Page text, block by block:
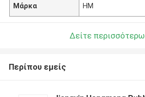
Μάρκα HM
Δείτε
Περίπου εμείς